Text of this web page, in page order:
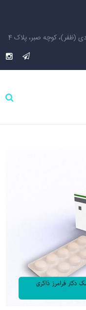
(ظفر)، کوچه صبر، پلاک 4